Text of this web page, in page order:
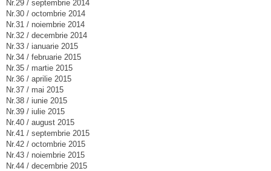
Nr.29 / septembrie 2014
Nr.30 / octombrie 2014
Nr.31 / noiembrie 2014
Nr.32 / decembrie 2014
Nr.33 / ianuarie 2015
Nr.34 / februarie 2015
Nr.35 / martie 2015
Nr.36 / aprilie 2015
Nr.37 / mai 2015
Nr.38 / iunie 2015
Nr.39 / iulie 2015
Nr.40 / august 2015
Nr.41 / septembrie 2015
Nr.42 / octombrie 2015
Nr.43 / noiembrie 2015
Nr.44 / decembrie 2015